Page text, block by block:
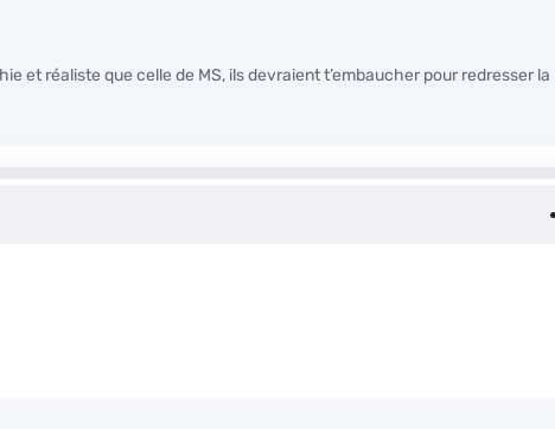
et réaliste que celle de MS, ils devraient t’embaucher pour redresser la